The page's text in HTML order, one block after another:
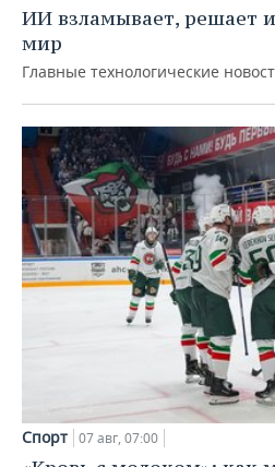
ИИ взламывает, решает
мир
Главные технологические
Спорт 07 авг, 07:00